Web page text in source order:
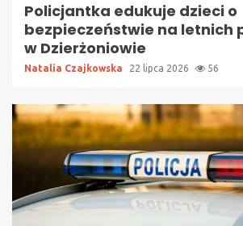
Policjantka edukuje dzieci o
bezpieczeństwie na letnich
w Dzierżoniowie
Natalia Czajkowska 22 lipca 2026 56